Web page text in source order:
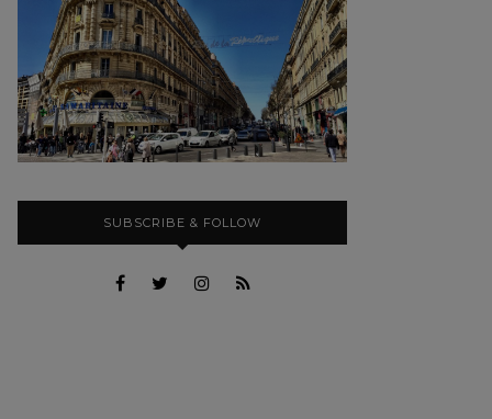
SUBSCRIBE & FOLLOW